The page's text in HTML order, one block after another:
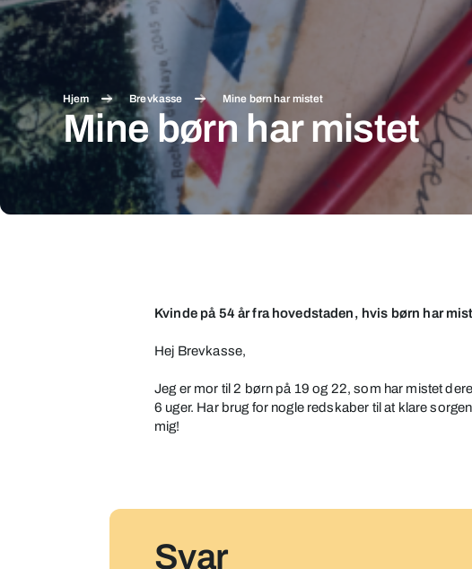
Hjem Brevkasse Mine børn har mistet
Mine børn har mistet
Kvinde på 54 år fra hovedstaden, hvis børn har
Hej Brevkasse,
Jeg er mor til 2 børn på 19 og 22, som har mistet
6 uger. Har brug for nogle redskaber til at klare
mig!
Svar